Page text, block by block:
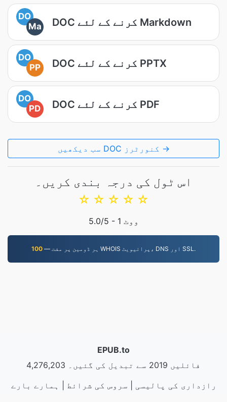
DO
Ma
DOC کرنے کے لئے Markdown
DO
PP
DOC کرنے کے لئے PPTX
DO
PD
DOC کرنے کے لئے PDF
سب دیکھیں DOC کنورٹرز →
اس ٹول کی درجہ بندی کریں۔
☆
☆
☆
☆
☆
5.0/5 - 1 ووٹ
100 — ہر ڈومین پر مفت WHOIS پرائیویٹ، DNS اور SSL.
EPUB.to
4,276,203 فائلیں 2019 سے تبدیل کی گئیں۔
رازداری کی پالیسی
سروس کی شرائط
ہمارے بارے